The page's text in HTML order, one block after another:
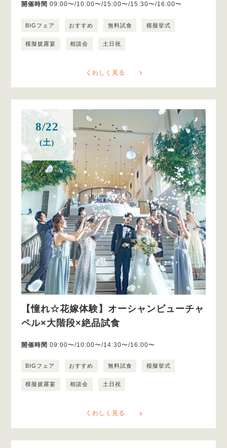
開催時間 09:00〜/10:00〜/15:00〜/15:30〜/16:00〜
BIGフェア おすすめ 無料試食 模擬挙式
模擬披露宴 相談会 土日祝
くわしく見る
8/22
(土)
【憧れ☆花嫁体験】オーシャンビューチャ
ペル×大階段×絶品試食
開催時間 09:00〜/10:00〜/14:30〜/16:00〜
BIGフェア おすすめ 無料試食 模擬挙式
模擬披露宴 相談会 土日祝
くわしく見る